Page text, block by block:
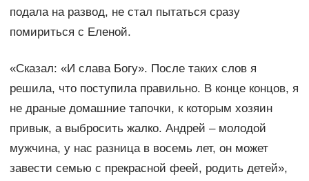
подала на развод, не стал пытаться сразу
помириться с Еленой.
«Сказал: «И слава Богу». После таких слов я
решила, что поступила правильно. В конце концов, я
не драные домашние тапочки, к которым хозяин
привык, а выбросить жалко. Андрей – молодой
мужчина, у нас разница в восемь лет, он может
завести семью с прекрасной феей, родить детей»,